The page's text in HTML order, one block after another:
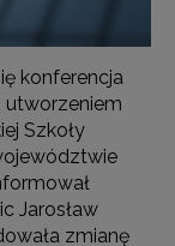
konferencja
utworzeniem
Szkoły
Jarosław
zmianę